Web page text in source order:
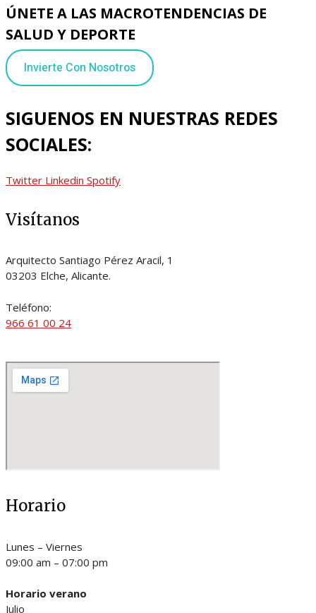
ÚNETE A LAS MACROTENDENCIAS DE
SALUD Y DEPORTE
Invierte Con Nosotros
SIGUENOS EN NUESTRAS REDES
SOCIALES:
Twitter Linkedin Spotify
Visítanos
Arquitecto Santiago Pérez Aracil, 1
03203 Elche, Alicante.
Teléfono:
966 61 00 24
Horario
Lunes – Viernes
09:00 am – 07:00 pm
Horario verano
Julio